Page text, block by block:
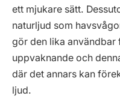
ett mjukare sätt.
naturljud som
gör den lika
uppvaknande och
där det annars kan
ljud.